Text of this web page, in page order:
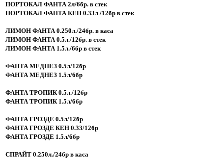
НЕСИ
ДРУГИ
МИНЕРАЛНА ВОДА
ДЕВИН
БАНКЯ
ГОРНА БАНЯ
ПРЕДЕЛА
ПОРТОКАЛ ФАНТА 2л/6бр. в стек
ПОРТОКАЛ ФАНТА КЕН 0.33л /12бр в стек
ЛИМОН ФАНТА 0.250л./24бр. в каса
ЛИМОН ФАНТА 0.5л./12бр. в стек
ЛИМОН ФАНТА 1.5л./6бр в стек
ФАНТА МЕДНЕЗ 0.5л/12бр
ФАНТА МЕДНЕЗ 1.5л/6бр
ФАНТА ТРОПИК 0.5л./12бр
ФАНТА ТРОПИК 1.5л/6бр
ФАНТА ГРОЗДЕ 0.5л/12бр
ФАНТА ГРОЗДЕ КЕН 0.33/12бр
ФАНТА ГРОЗДЕ 1.5л/6бр
СПРАЙТ 0.250л./24бр в каса